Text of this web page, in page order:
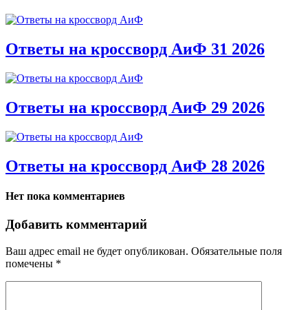
Ответы на кроссворд АиФ 31 2026
Ответы на кроссворд АиФ 29 2026
Ответы на кроссворд АиФ 28 2026
Нет пока комментариев
Добавить комментарий
Ваш адрес email не будет опубликован. Обязательные поля
помечены *